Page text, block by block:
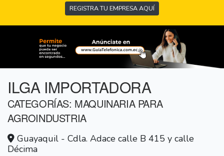
REGISTRA TU EMPRESA AQUÍ
ILGA IMPORTADORA
CATEGORÍAS: MAQUINARIA PARA
AGROINDUSTRIA
Guayaquil - Cdla. Adace calle B 415 y calle
Décima